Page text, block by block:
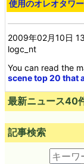
使用のオレオタワー
2009年02月10日
logc_nt
You can read the
scene top 20 that
最新ニュース40
記事検索